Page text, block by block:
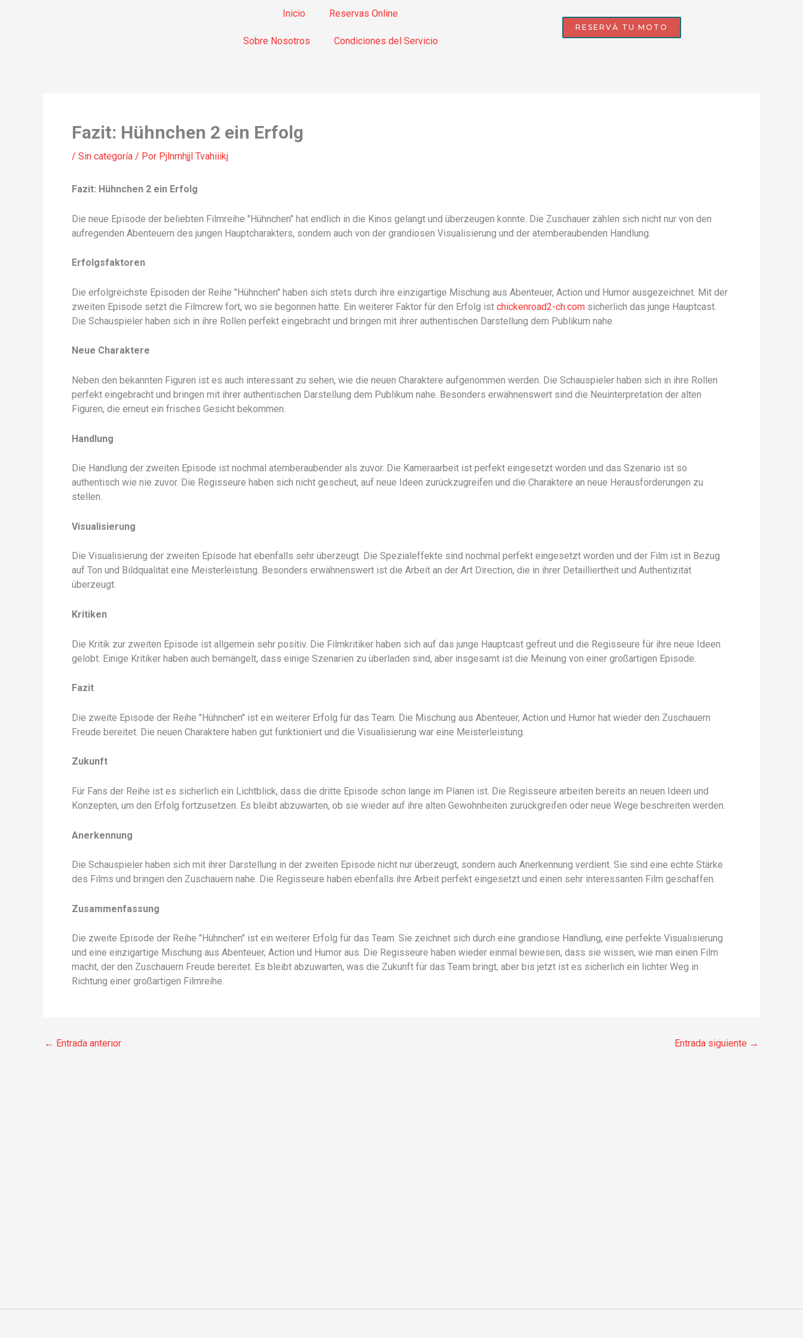
Inicio Reservas Online
Sobre Nosotros Condiciones del Servicio
RESERVÁ TU MOTO
Fazit: Hühnchen 2 ein Erfolg
/ Sin categoría / Por Pjlnrnhjjl Tvahiiikj
Fazit: Hühnchen 2 ein Erfolg
Die neue Episode der beliebten Filmreihe "Hühnchen" hat endlich in die Kinos gelangt und überzeugen konnte. Die Zuschauer zählen sich nicht nur von den
aufregenden Abenteuern des jungen Hauptcharakters, sondern auch von der grandiosen Visualisierung und der atemberaubenden Handlung.
Erfolgsfaktoren
Die erfolgreichste Episoden der Reihe "Hühnchen" haben sich stets durch ihre einzigartige Mischung aus Abenteuer, Action und Humor ausgezeichnet. Mit der
zweiten Episode setzt die Filmcrew fort, wo sie begonnen hatte. Ein weiterer Faktor für den Erfolg ist chickenroad2-ch.com sicherlich das junge Hauptcast.
Die Schauspieler haben sich in ihre Rollen perfekt eingebracht und bringen mit ihrer authentischen Darstellung dem Publikum nahe.
Neue Charaktere
Neben den bekannten Figuren ist es auch interessant zu sehen, wie die neuen Charaktere aufgenommen werden. Die Schauspieler haben sich in ihre Rollen
perfekt eingebracht und bringen mit ihrer authentischen Darstellung dem Publikum nahe. Besonders erwähnenswert sind die Neuinterpretation der alten
Figuren, die erneut ein frisches Gesicht bekommen.
Handlung
Die Handlung der zweiten Episode ist nochmal atemberaubender als zuvor. Die Kameraarbeit ist perfekt eingesetzt worden und das Szenario ist so
authentisch wie nie zuvor. Die Regisseure haben sich nicht gescheut, auf neue Ideen zurückzugreifen und die Charaktere an neue Herausforderungen zu
stellen.
Visualisierung
Die Visualisierung der zweiten Episode hat ebenfalls sehr überzeugt. Die Spezialeffekte sind nochmal perfekt eingesetzt worden und der Film ist in Bezug
auf Ton und Bildqualität eine Meisterleistung. Besonders erwähnenswert ist die Arbeit an der Art Direction, die in ihrer Detailliertheit und Authentizität
überzeugt.
Kritiken
Die Kritik zur zweiten Episode ist allgemein sehr positiv. Die Filmkritiker haben sich auf das junge Hauptcast gefreut und die Regisseure für ihre neue Ideen
gelobt. Einige Kritiker haben auch bemängelt, dass einige Szenarien zu überladen sind, aber insgesamt ist die Meinung von einer großartigen Episode.
Fazit
Die zweite Episode der Reihe "Hühnchen" ist ein weiterer Erfolg für das Team. Die Mischung aus Abenteuer, Action und Humor hat wieder den Zuschauern
Freude bereitet. Die neuen Charaktere haben gut funktioniert und die Visualisierung war eine Meisterleistung.
Zukunft
Für Fans der Reihe ist es sicherlich ein Lichtblick, dass die dritte Episode schon lange im Planen ist. Die Regisseure arbeiten bereits an neuen Ideen und
Konzepten, um den Erfolg fortzusetzen. Es bleibt abzuwarten, ob sie wieder auf ihre alten Gewohnheiten zurückgreifen oder neue Wege beschreiten werden.
Anerkennung
Die Schauspieler haben sich mit ihrer Darstellung in der zweiten Episode nicht nur überzeugt, sondern auch Anerkennung verdient. Sie sind eine echte Stärke
des Films und bringen den Zuschauern nahe. Die Regisseure haben ebenfalls ihre Arbeit perfekt eingesetzt und einen sehr interessanten Film geschaffen.
Zusammenfassung
Die zweite Episode der Reihe "Hühnchen" ist ein weiterer Erfolg für das Team. Sie zeichnet sich durch eine grandiose Handlung, eine perfekte Visualisierung
und eine einzigartige Mischung aus Abenteuer, Action und Humor aus. Die Regisseure haben wieder einmal bewiesen, dass sie wissen, wie man einen Film
macht, der den Zuschauern Freude bereitet. Es bleibt abzuwarten, was die Zukunft für das Team bringt, aber bis jetzt ist es sicherlich ein lichter Weg in
Richtung einer großartigen Filmreihe.
← Entrada anterior Entrada siguiente →